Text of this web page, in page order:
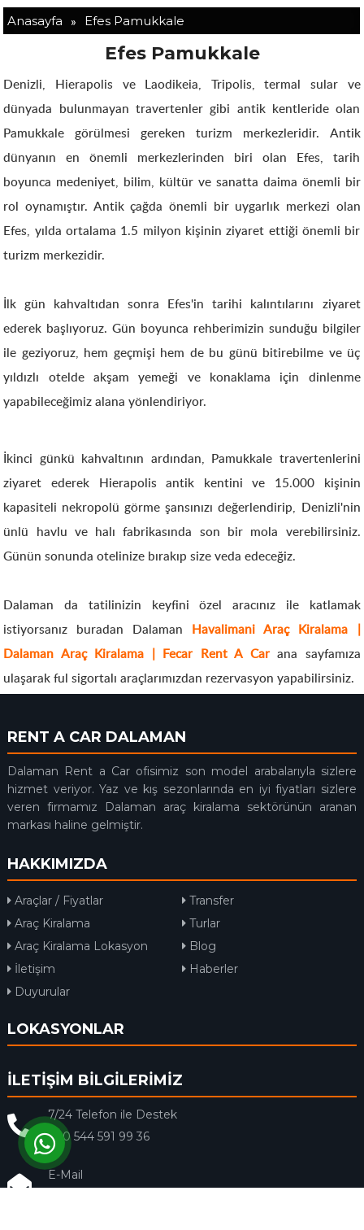
Anasayfa » Efes Pamukkale
Efes Pamukkale
Denizli, Hierapolis ve Laodikeia, Tripolis, termal sular ve
dünyada bulunmayan travertenler gibi antik kentleride olan
Pamukkale görülmesi gereken turizm merkezleridir. Antik
dünyanın en önemli merkezlerinden biri olan Efes, tarih
boyunca medeniyet, bilim, kültür ve sanatta daima önemli bir
rol oynamıştır. Antik çağda önemli bir uygarlık merkezi olan
Efes, yılda ortalama 1.5 milyon kişinin ziyaret ettiği önemli bir
turizm merkezidir.
İlk gün kahvaltıdan sonra Efes'in tarihi kalıntılarını ziyaret
ederek başlıyoruz. Gün boyunca rehberimizin sunduğu bilgiler
ile geziyoruz, hem geçmişi hem de bu günü bitirebilme ve üç
yıldızlı otelde akşam yemeği ve konaklama için dinlenme
yapabileceğimiz alana yönlendiriyor.
İkinci günkü kahvaltının ardından, Pamukkale travertenlerini
ziyaret ederek Hierapolis antik kentini ve 15.000 kişinin
kapasiteli nekropolü görme şansınızı değerlendirip, Denizli'nin
ünlü havlu ve halı fabrikasında son bir mola verebilirsiniz.
Günün sonunda otelinize bırakıp size veda edeceğiz.
Dalaman da tatilinizin keyfini özel aracınız ile katlamak
istiyorsanız buradan Dalaman Havalimani Araç Kiralama |
Dalaman Araç Kiralama | Fecar Rent A Carana sayfamıza
ulaşarak ful sigortalı araçlarımızdan rezervasyon yapabilirsiniz.
RENT A CAR DALAMAN
Dalaman Rent a Car ofisimiz son model arabalarıyla sizlere
hizmet veriyor. Yaz ve kış sezonlarında en iyi fiyatları sizlere
veren firmamız Dalaman araç kiralama sektörünün aranan
markası haline gelmiştir.
HAKKIMIZDA
Araçlar / Fiyatlar
Transfer
Araç Kiralama
Turlar
Araç Kiralama Lokasyon
Blog
İletişim
Haberler
Duyurular
LOKASYONLAR
İLETİŞİM BİLGİLERİMİZ
7/24 Telefon ile Destek
+90 544 591 99 36
E-Mail